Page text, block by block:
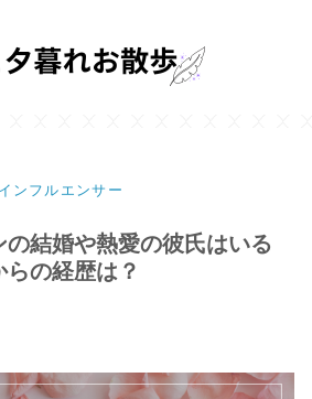
ンフルエンサー
結婚や熱愛の彼氏はいる
の経歴は？